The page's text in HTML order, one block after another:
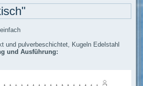
und pulverbeschichtet, Kugeln Edelstahl
und Ausführung: